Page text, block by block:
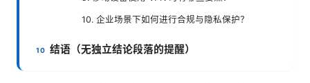
10. 企业场景下如何进行合规与隐私保护？
结语（无独立结论段落的提醒）